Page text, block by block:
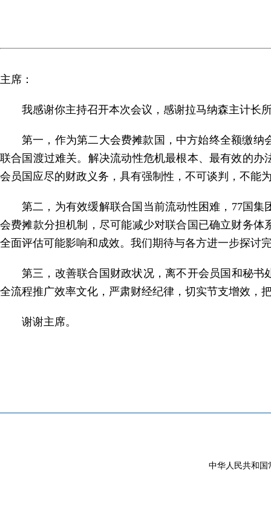
主席：
我感谢你主持召开本次会议，感谢拉马纳森主计长
第一，作为第二大会费摊款国，中方始终全额缴
联合国渡过难关。解决流动性危机最根本、最有效的
会员国应尽的财政义务，具有强制性，不可谈判，不能
第二，为有效缓解联合国当前流动性困难，77国
会费摊款分担机制，尽可能减少对联合国已确立财务
全面评估可能影响和成效。我们期待与各方进一步探讨
第三，改善联合国财政状况，离不开会员国和秘
全流程推广效率文化，严肃财经纪律，切实节支增效，
谢谢主席。
中华人民共和国